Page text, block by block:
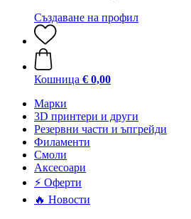
Създаване на профил
Кошница € 0,00
Mарки
3D принтери и други
Резервни части и ъпгрейди
Филаменти
Смоли
Аксесоари
⚡ Оферти
🔥 Новости